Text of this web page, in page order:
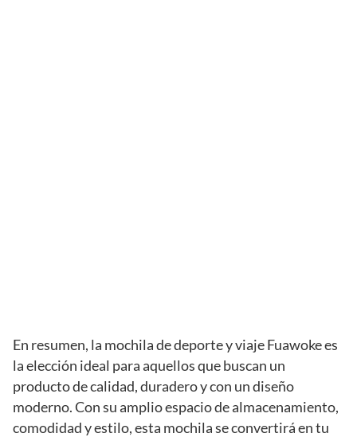
En resumen, la mochila de deporte y viaje Fuawoke es
la elección ideal para aquellos que buscan un
producto de calidad, duradero y con un diseño
moderno. Con su amplio espacio de almacenamiento,
comodidad y estilo, esta mochila se convertirá en tu